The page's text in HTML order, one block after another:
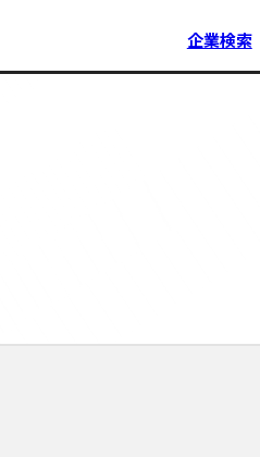
企業検索